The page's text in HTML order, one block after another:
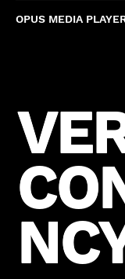
OPUS MEDIA